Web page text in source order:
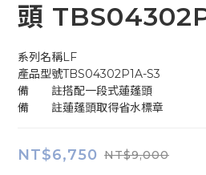
頭
系列名稱LF
產品型號TBS04302P1A-S3
備　　註搭配一段式蓮蓬頭
備　　註蓮蓬頭取得省水標章
NT$6,750 NT$9,000